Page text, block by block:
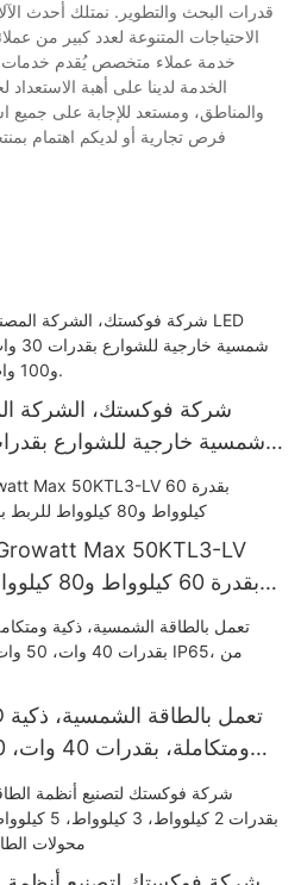
قدرات البحث والتطوير. نمتلك أحدث
الاحتياجات المتنوعة لعدد كبير من
خدمة عملاء متخصص يُقدم خدمات ما
الخدمة لدينا على أهبة
والمناطق، ومستعد للإجابة على جميع
فرص تجارية أو لديكم اهتمام
شركة فوكستك، الشركة
بقدرة 60
على تصنيف IP65، من سلسلة G | فوكستك سولار